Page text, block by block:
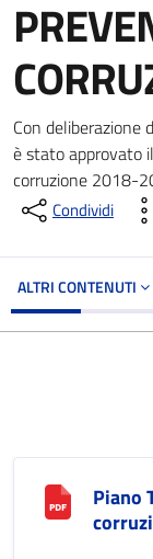
Con deliberazione
è stato approvato
corruzione 2018-
Condividi
ALTRI CONTENUTI
Piano